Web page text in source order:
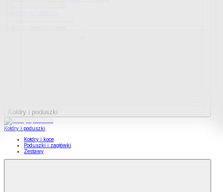
Kołdry i poduszki
Kołdry i poduszki
Kołdry i koce
Poduszki i zagłówki
Zestawy